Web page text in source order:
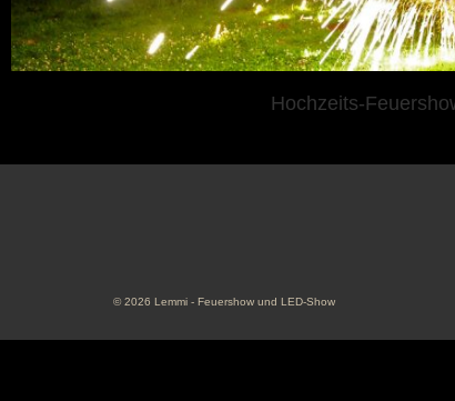
Hochzeits-
© 2026 Lemmi - Feuershow und LED-Show